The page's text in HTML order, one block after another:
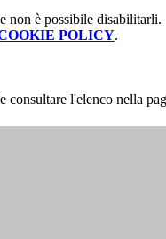
non è possibile disabilitarli.
POLICY.
consultare l'elenco nella